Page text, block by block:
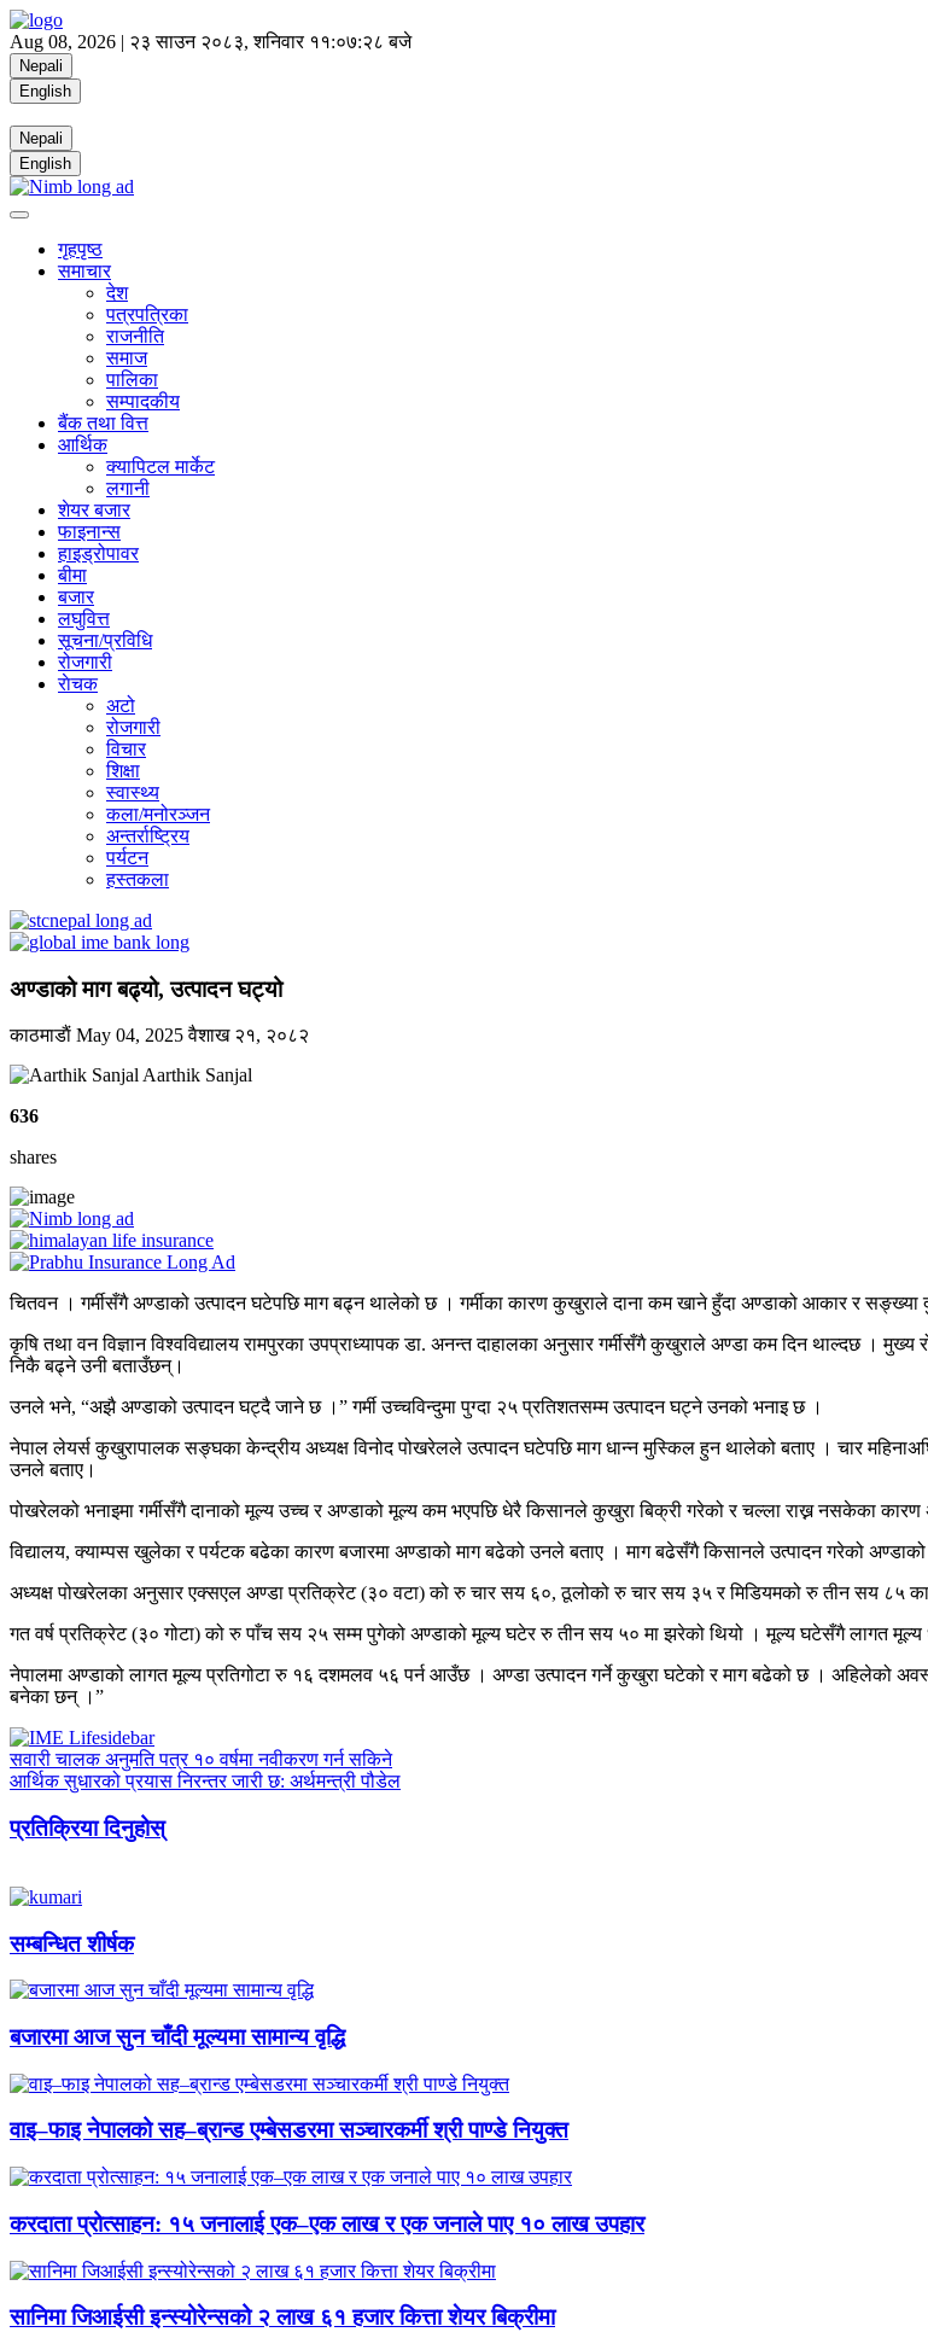
Aug 08, 2026 | २३ साउन २०८३, शनिवार ११:०७:२८ बजे
Nepali
English
Nepali
English
गृहपृष्ठ
समाचार
देश
पत्रपत्रिका
राजनीति
समाज
पालिका
सम्पादकीय
बैंक तथा वित्त
आर्थिक
क्यापिटल मार्केट
लगानी
शेयर बजार
फाइनान्स
हाइड्रोपावर
बीमा
बजार
लघुवित्त
सूचना/प्रविधि
रोजगारी
राेचक
अटो
रोजगारी
विचार
शिक्षा
स्वास्थ्य
कला/मनोरञ्जन
अन्तर्राष्ट्रिय
पर्यटन
हस्तकला
अण्डाको माग बढ्यो, उत्पादन घट्यो
काठमाडाैं May 04, 2025वैशाख २१, २०८२
Aarthik Sanjal
636
shares
चितवन । गर्मीसँगै अण्डाको उत्पादन घटेपछि माग बढ्न थालेको छ । गर्मीका कारण कुखुराले दाना कम खाने हुँदा अण्डाको आकार र सङ्ख्या
कृषि तथा वन विज्ञान विश्वविद्यालय रामपुरका उपप्राध्यापक डा. अनन्त दाहालका अनुसार गर्मीसँगै कुखुराले अण्डा कम दिन थाल्दछ । मुख्य
निकै बढ्ने उनी बताउँछन्।
उनले भने, “अझै अण्डाको उत्पादन घट्दै जाने छ ।” गर्मी उच्चविन्दुमा पुग्दा २५ प्रतिशतसम्म उत्पादन घट्ने उनको भनाइ छ ।
नेपाल लेयर्स कुखुरापालक सङ्घका केन्द्रीय अध्यक्ष विनोद पोखरेलले उत्पादन घटेपछि माग धान्न मुस्किल हुन थालेको बताए । चार
उनले बताए।
पोखरेलको भनाइमा गर्मीसँगै दानाको मूल्य उच्च र अण्डाको मूल्य कम भएपछि धेरै किसानले कुखुरा बिक्री गरेको र चल्ला राख्न नसकेका
विद्यालय, क्याम्पस खुलेका र पर्यटक बढेका कारण बजारमा अण्डाको माग बढेको उनले बताए । माग बढेसँगै किसानले उत्पादन गरेको
अध्यक्ष पोखरेलका अनुसार एक्सएल अण्डा प्रतिक्रेट (३० वटा) को रु चार सय ६०, ठूलोको रु चार सय ३५ र मिडियमको रु तीन सय ८५
गत वर्ष प्रतिक्रेट (३० गोटा) को रु पाँच सय २५ सम्म पुगेको अण्डाको मूल्य घटेर रु तीन सय ५० मा झरेको थियो । मूल्य घटेसँगै लागत मूल्य
नेपालमा अण्डाको लागत मूल्य प्रतिगोटा रु १६ दशमलव ५६ पर्न आउँछ । अण्डा उत्पादन गर्ने कुखुरा घटेको र माग बढेको छ । अहिलेको
बनेका छन् ।”
सवारी चालक अनुमति पत्र १० वर्षमा नवीकरण गर्न सकिने
आर्थिक सुधारको प्रयास निरन्तर जारी छ: अर्थमन्त्री पौडेल
प्रतिक्रिया दिनुहोस्
सम्बन्धित शीर्षक
बजारमा आज सुन चाँदी मूल्यमा सामान्य वृद्धि
वाइ–फाइ नेपालको सह–ब्रान्ड एम्बेसडरमा सञ्चारकर्मी श्री पाण्डे नियुक्त
करदाता प्रोत्साहन: १५ जनालाई एक–एक लाख र एक जनाले पाए १० लाख उपहार
सानिमा जिआईसी इन्स्योरेन्सको २ लाख ६१ हजार कित्ता शेयर बिक्रीमा